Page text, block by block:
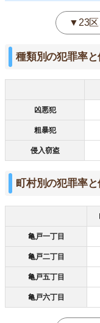
▼23区
種類別の犯罪率
凶悪犯
粗暴犯
侵入窃盗
町村別の犯罪率
亀戸一丁目
亀戸二丁目
亀戸五丁目
亀戸六丁目